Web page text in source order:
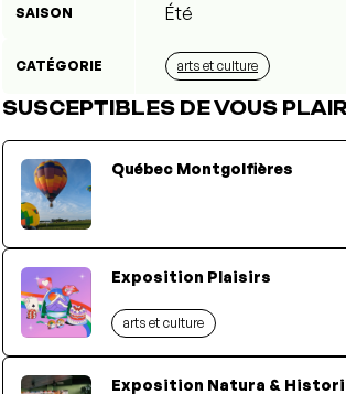
SAISON Été
CATÉGORIE arts et culture
SUSCEPTIBLES DE VOUS
Québec Montgolfières
Exposition Plaisirs
arts et culture
Exposition Natura &